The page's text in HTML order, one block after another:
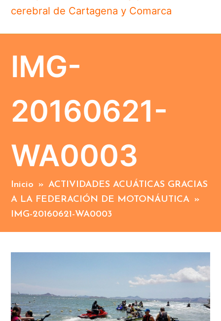
cerebral de Cartagena y Comarca
IMG-
20160621-
WA0003
Inicio » ACTIVIDADES ACUÁTICAS GRACIAS
A LA FEDERACIÓN DE MOTONÁUTICA »
IMG-20160621-WA0003